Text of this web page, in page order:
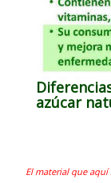
azúcar
El material que